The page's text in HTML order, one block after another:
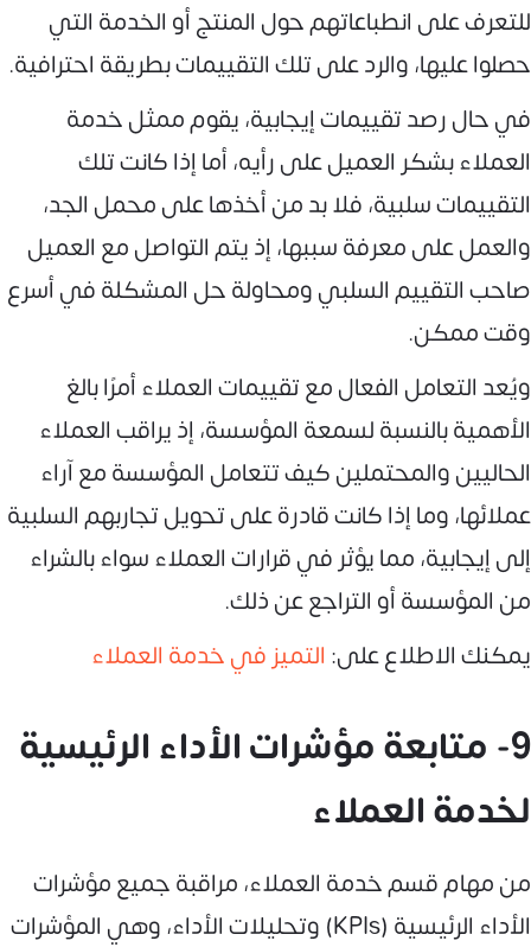
للتعرف على انطباعاتهم حول المنتج أو الخدمة التي
حصلوا عليها، والرد على تلك التقييمات بطريقة احترافية.
في حال رصد تقييمات إيجابية، يقوم ممثل خدمة
العملاء بشكر العميل على رأيه، أما إذا كانت تلك
التقييمات سلبية، فلا بد من أخذها على محمل الجد،
والعمل على معرفة سببها، إذ يتم التواصل مع العميل
صاحب التقييم السلبي ومحاولة حل المشكلة في أسرع
وقت ممكن.
ويُعد التعامل الفعال مع تقييمات العملاء أمرًا بالغ
الأهمية بالنسبة لسمعة المؤسسة، إذ يراقب العملاء
الحاليين والمحتملين كيف تتعامل المؤسسة مع آراء
عملائها، وما إذا كانت قادرة على تحويل تجاربهم السلبية
إلى إيجابية، مما يؤثر في قرارات العملاء سواء بالشراء
من المؤسسة أو التراجع عن ذلك.
يمكنك الاطلاع على: التميز في خدمة العملاء
9- متابعة مؤشرات الأداء الرئيسية
لخدمة العملاء
من مهام قسم خدمة العملاء، مراقبة جميع مؤشرات
الأداء الرئيسية (KPIs) وتحليلات الأداء، وهي المؤشرات